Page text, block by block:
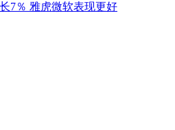
7％ 雅虎微软表现更好